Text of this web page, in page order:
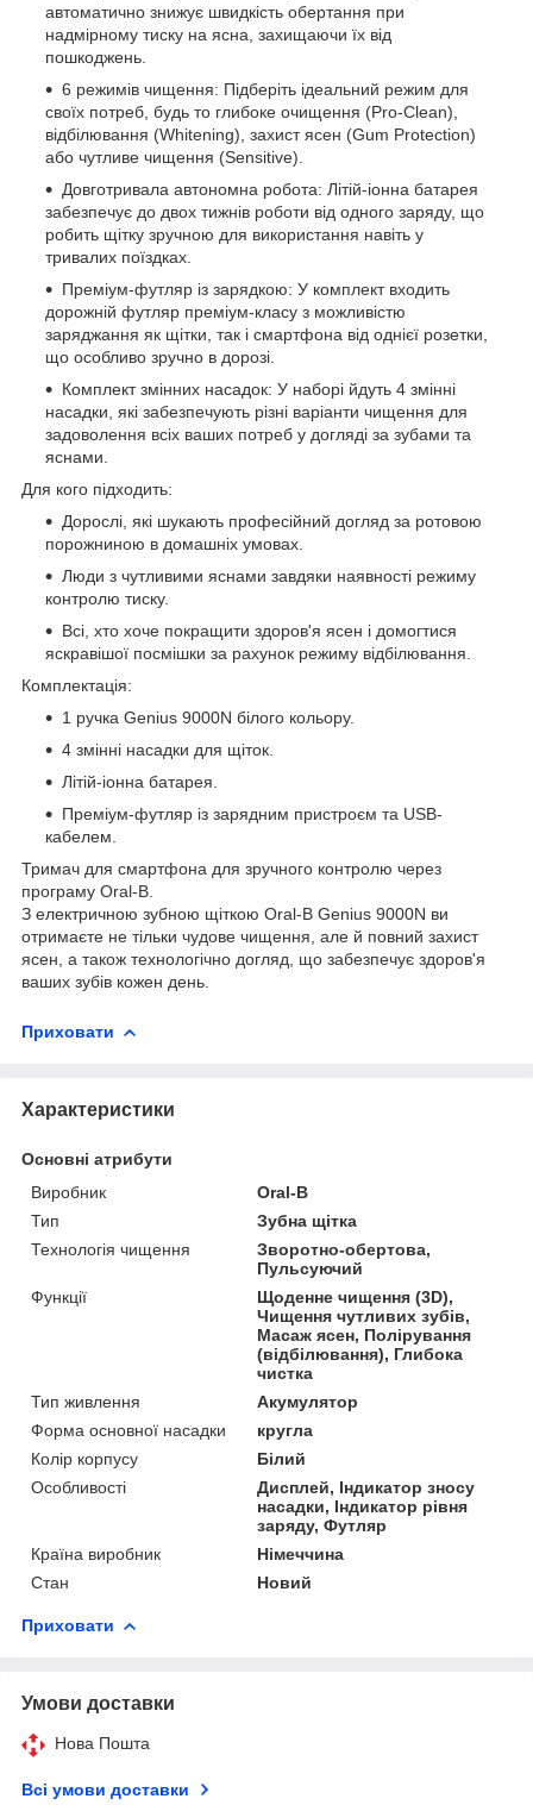
автоматично знижує швидкість обертання при
надмірному тиску на ясна, захищаючи їх від
пошкоджень.
6 режимів чищення: Підберіть ідеальний режим для
своїх потреб, будь то глибоке очищення (Pro-Clean),
відбілювання (Whitening), захист ясен (Gum Protection)
або чутливе чищення (Sensitive).
Довготривала автономна робота: Літій-іонна батарея
забезпечує до двох тижнів роботи від одного заряду, що
робить щітку зручною для використання навіть у
тривалих поїздках.
Преміум-футляр із зарядкою: У комплект входить
дорожній футляр преміум-класу з можливістю
заряджання як щітки, так і смартфона від однієї розетки,
що особливо зручно в дорозі.
Комплект змінних насадок: У наборі йдуть 4 змінні
насадки, які забезпечують різні варіанти чищення для
задоволення всіх ваших потреб у догляді за зубами та
яснами.
Для кого підходить:
Дорослі, які шукають професійний догляд за ротовою
порожниною в домашніх умовах.
Люди з чутливими яснами завдяки наявності режиму
контролю тиску.
Всі, хто хоче покращити здоров'я ясен і домогтися
яскравішої посмішки за рахунок режиму відбілювання.
Комплектація:
1 ручка Genius 9000N білого кольору.
4 змінні насадки для щіток.
Літій-іонна батарея.
Преміум-футляр із зарядним пристроєм та USB-
кабелем.
Тримач для смартфона для зручного контролю через
програму Oral-B.
З електричною зубною щіткою Oral-B Genius 9000N ви
отримаєте не тільки чудове чищення, але й повний захист
ясен, а також технологічно догляд, що забезпечує здоров'я
ваших зубів кожен день.
Приховати
Характеристики
Основні атрибути
Виробник
Oral-B
Тип
Зубна щітка
Технологія чищення
Зворотно-обертова,
Пульсуючий
Функції
Щоденне чищення (3D),
Чищення чутливих зубів,
Масаж ясен, Полірування
(відбілювання), Глибока
чистка
Тип живлення
Акумулятор
Форма основної насадки
кругла
Колір корпусу
Білий
Особливості
Дисплей, Індикатор зносу
насадки, Індикатор рівня
заряду, Футляр
Країна виробник
Німеччина
Стан
Новий
Приховати
Умови доставки
Нова Пошта
Всі умови доставки